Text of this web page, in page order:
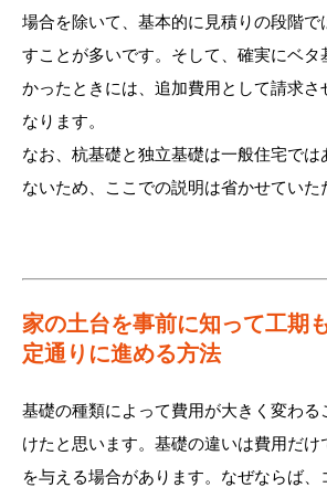
場合を除いて、基本的に見積りの段階で
すことが多いです。そして、確実にベタ
かったときには、追加費用として請求さ
なります。
なお、杭基礎と独立基礎は一般住宅では
ないため、ここでの説明は省かせていた
家の土台を事前に知って工期
定通りに進める方法
基礎の種類によって費用が大きく変わる
けたと思います。基礎の違いは費用だ
を与える場合があります。なぜならば